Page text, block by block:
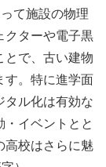
て施設の物理
クターや電子黒
とで、古い建物
す。特に進学面
タル化は有効な
イベントとと
高校はさらに魅